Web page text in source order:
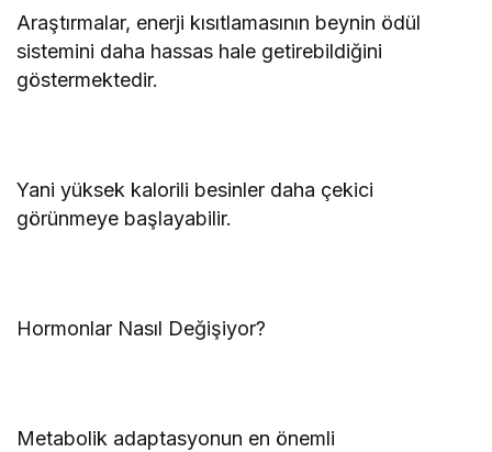
Araştırmalar, enerji kısıtlamasının beynin ödül
sistemini daha hassas hale getirebildiğini
göstermektedir.
Yani yüksek kalorili besinler daha çekici
görünmeye başlayabilir.
Hormonlar Nasıl Değişiyor?
Metabolik adaptasyonun en önemli